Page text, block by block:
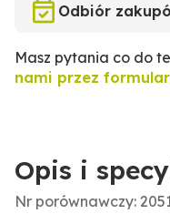
Odbiór
Masz pytania co do
nami przez
Opis i
Nr porównawczy: